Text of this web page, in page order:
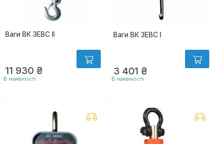
Ваги ВК ЗЕВС II
11 930 ₴
В наявності
Ваги ВК ЗЕВС I
3 401 ₴
В наявності